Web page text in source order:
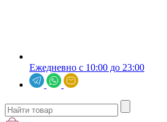
Ежедневно с 10:00 до 23:00